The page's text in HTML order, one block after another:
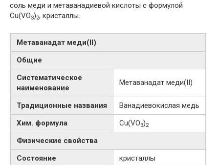
соль меди и метаванадиевой кислоты с формулой
Cu(VO3)2, кристаллы.
Метаванадат меди​(II)​
Общие
Систематическое
наименование
Метаванадат меди​(II)​
Традиционные названия
Ванадиевокислая медь
Хим. формула
Cu(VO3)2
Физические свойства
Состояние
кристаллы